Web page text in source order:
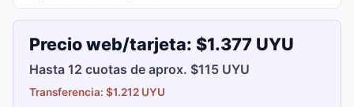
Precio web/tarjeta: $1.377 UYU
Hasta 12 cuotas de aprox. $115 UYU
Transferencia: $1.212 UYU